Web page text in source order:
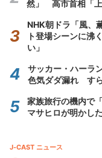
然」 高市首相「
NHK朝ドラ「風、
ト登場シーンに沸
い」
サッカー・ハーラ
色気ダダ漏れ す
家族旅行の機内で
マサヒロが明かし
J-CAST ニュース